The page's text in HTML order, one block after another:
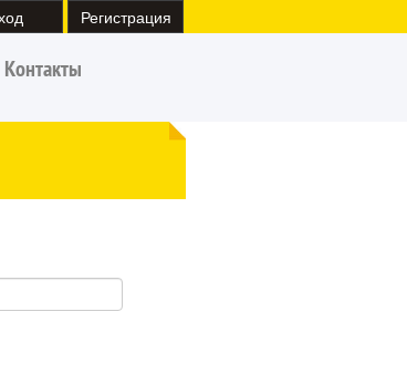
Регистрация
Контакты